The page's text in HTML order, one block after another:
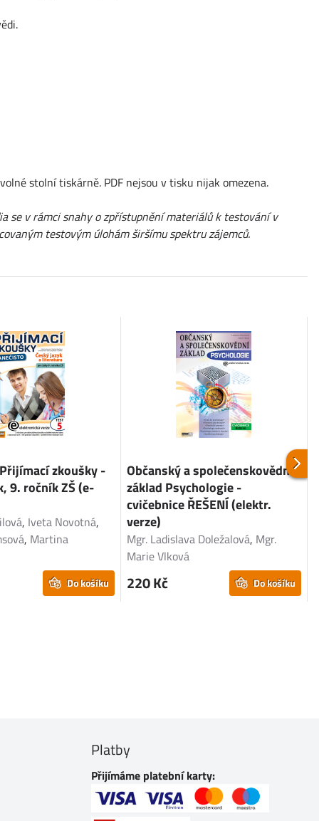
stolní tiskárně. PDF nejsou v tisku nijak omezena.
se v rámci snahy o zpřístupnění materiálů k testování v
testovým úlohám širšímu spektru zájemců.
zkoušky -
9. ročník ZŠ (e-
, Iveta Novotná,
, Martina
Do košíku
Občanský a společenskovědní
základ Psychologie -
cvičebnice ŘEŠENÍ (elektr.
verze)
Mgr. Ladislava Doležalová, Mgr.
Marie Vlková
220 Kč Do košíku
Platby
Přijímáme platební karty: